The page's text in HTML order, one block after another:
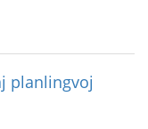
planlingvoj